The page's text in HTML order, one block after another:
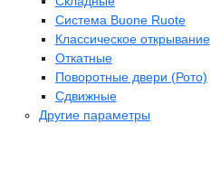
Cистема Buone Ruote
Классическое открывание
Откатные
Поворотные двери (Рото)
Сдвижные
Другие параметры